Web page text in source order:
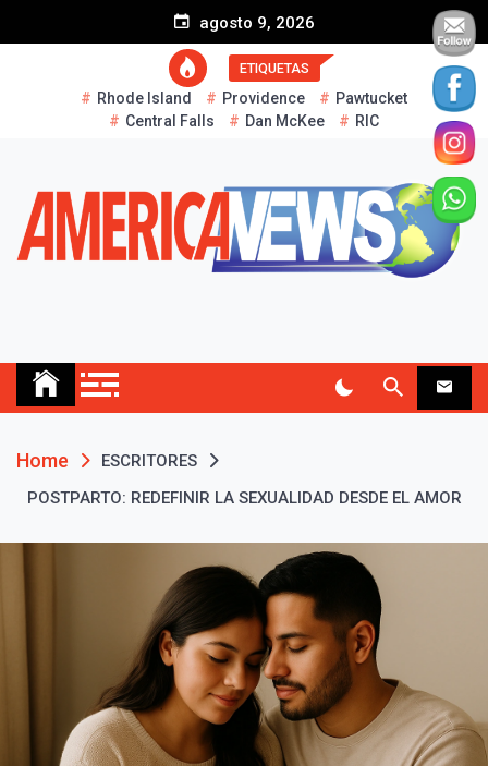
agosto 9, 2026
ETIQUETAS
Rhode Island Providence
Pawtucket
Central Falls
Dan McKee RIC
Home
ESCRITORES
POSTPARTO: REDEFINIR LA SEXUALIDAD DESDE EL AMOR